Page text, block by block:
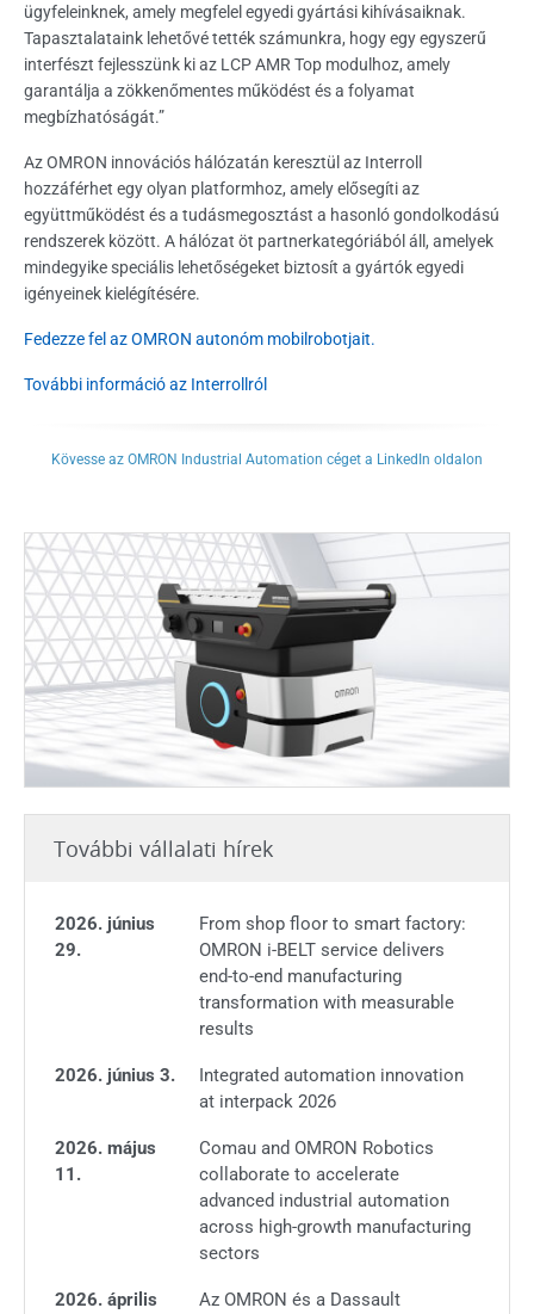
ügyfeleinknek, amely megfelel egyedi gyártási kihívásaiknak.
Tapasztalataink lehetővé tették számunkra, hogy egy egyszerű
interfészt fejlesszünk ki az LCP AMR Top modulhoz, amely
garantálja a zökkenőmentes működést és a folyamat
megbízhatóságát.”
Az OMRON innovációs hálózatán keresztül az Interroll
hozzáférhet egy olyan platformhoz, amely elősegíti az
együttműködést és a tudásmegosztást a hasonló gondolkodású
rendszerek között. A hálózat öt partnerkategóriából áll, amelyek
mindegyike speciális lehetőségeket biztosít a gyártók egyedi
igényeinek kielégítésére.
Fedezze fel az OMRON autonóm mobilrobotjait.
További információ az Interrollról
Kövesse az OMRON Industrial Automation céget a LinkedIn oldalon
További vállalati hírek
2026. június
29.
From shop floor to smart factory:
OMRON i-BELT service delivers
end-to-end manufacturing
transformation with measurable
results
2026. június 3.
Integrated automation innovation
at interpack 2026
2026. május
11.
Comau and OMRON Robotics
collaborate to accelerate
advanced industrial automation
across high-growth manufacturing
sectors
2026. április
Az OMRON és a Dassault